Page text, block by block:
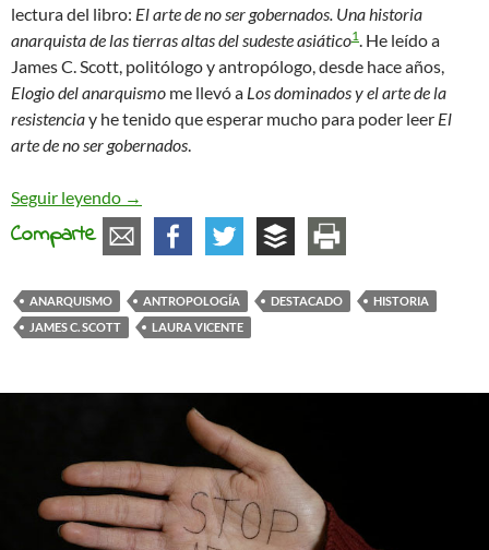
lectura del libro: El arte de no ser gobernados. Una historia
anarquista de las tierras altas del sudeste asiático1. He leído a
James C. Scott, politólogo y antropólogo, desde hace años,
Elogio del anarquismo me llevó a Los dominados y el arte de la
resistenciay he tenido que esperar mucho para poder leer El
arte de no ser gobernados.
Seguir leyendo Impresiones de un libro de James C. Scott
→
Comparte
ANARQUISMO ANTROPOLOGÍA DESTACADO
HISTORIA
JAMES C. SCOTT
LAURA VICENTE